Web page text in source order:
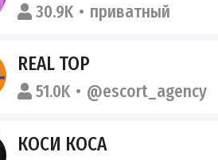
30.9K приватный
REAL TOP
51.0K @escort_agency
КОСИ КОСА